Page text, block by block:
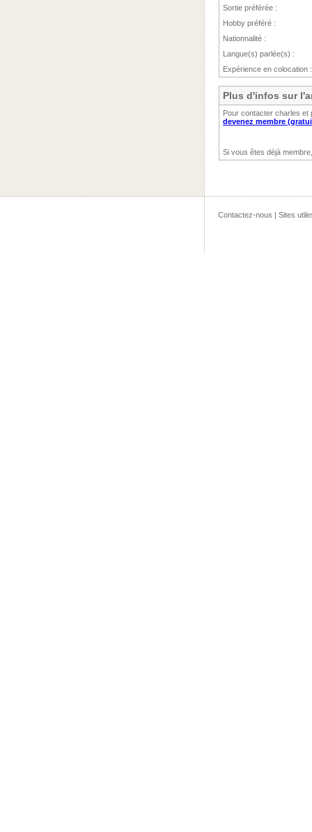
Sortie préférée :
Hobby préféré :
Nationnalité :
Langue(s) parlée(s) :
Expérience en colocation :
Plus d'infos sur
Pour contacter charles et
devenez membre
Si vous êtes déjà
Contactez-nous | Sites